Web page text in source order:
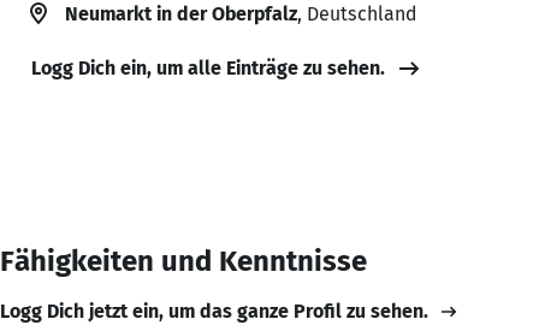
Neumarkt in der Oberpfalz, Deutschland
Logg Dich ein, um alle Einträge zu sehen.
Fähigkeiten und Kenntnisse
Logg Dich jetzt ein, um das ganze Profil zu sehen.